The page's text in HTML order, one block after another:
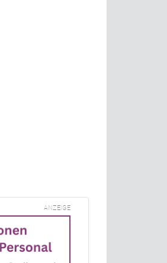
ANZEIGE